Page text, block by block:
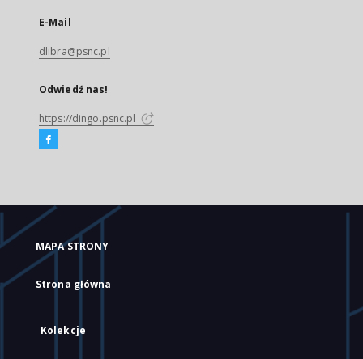
E-Mail
dlibra@psnc.pl
Odwiedź nas!
https://dingo.psnc.pl
MAPA STRONY
Strona główna
Kolekcje